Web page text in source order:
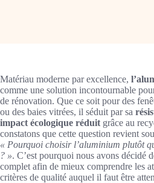
Matériau moderne par excellence,
comme une solution incontournable
de rénovation. Que ce soit pour des
ou des baies vitrées, il séduit par sa
impact écologique réduit grâce au
constatons que cette question revient
« Pourquoi choisir l’aluminium plutôt
? ». C’est pourquoi nous avons décidé
complet afin de mieux comprendre les
critères de qualité auquel il faut être